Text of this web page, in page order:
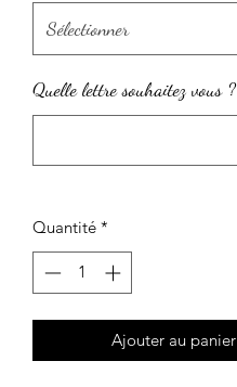
Quelle lettre souhaitez vous ?
Quantité *
Ajouter au panier